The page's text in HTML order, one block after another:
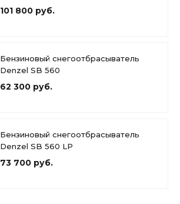
101 800 руб.
Бензиновый снегоотбрасыватель
Denzel SB 560
62 300 руб.
Бензиновый снегоотбрасыватель
Denzel SB 560 LP
73 700 руб.